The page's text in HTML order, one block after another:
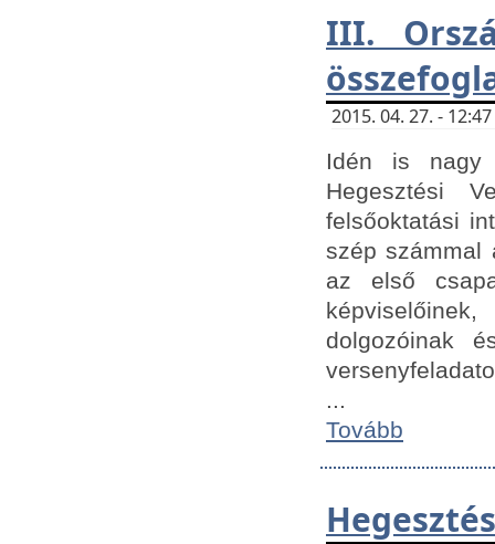
III.
2015. 04. 27. -
Idén is nagy
Hegesztési
felsőoktatási
szép számmal
az első
dolgozóinak
...
Tovább